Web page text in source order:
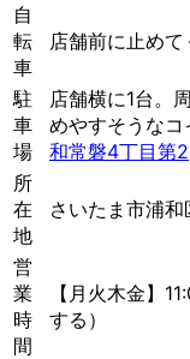
自
転
車
店舗前に止めて
駐
車
場
店舗横に1台。
めやすそうな
和常磐4丁目第2
所
在
地
さいたま市浦
営
業
時
間
【月火木金】
する）